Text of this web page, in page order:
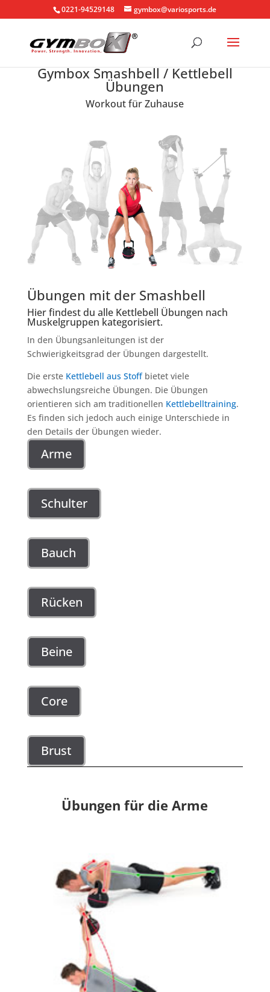
0221-94529148 gymbox@variosports.de
Gymbox Smashbell / Kettlebell
Übungen
Workout für Zuhause
Übungen mit der Smashbell
Hier findest du alle Kettlebell Übungen nach
Muskelgruppen kategorisiert.
In den Übungsanleitungen ist der
Schwierigkeitsgrad der Übungen dargestellt.
Die erste Kettlebell aus Stoffbietet viele
abwechslungsreiche Übungen. Die Übungen
orientieren sich am traditionellen Kettlebelltraining.
Es finden sich jedoch auch einige Unterschiede in
den Details der Übungen wieder.
Arme
Schulter
Bauch
Rücken
Beine
Core
Brust
Übungen für die Arme